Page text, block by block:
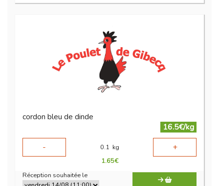
cordon bleu de dinde
16.5€/kg
-
0.1 kg +
1.65€
Réception souhaitée le